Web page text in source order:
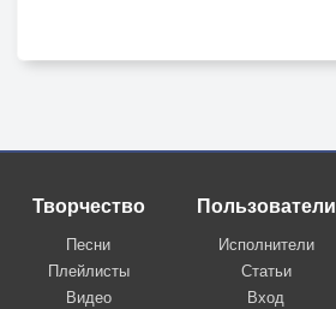
Творчество
Песни
Плейлисты
Видео
Пользователи
Исполнители
Статьи
Вход